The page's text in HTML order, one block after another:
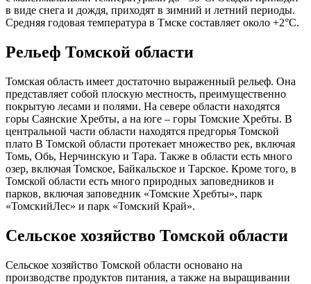
в виде снега и дождя, приходят в зимний и летний периоды.
Средняя годовая температура в Тмске составляет около +2°C.
Рельеф Томской области
Томская область имеет достаточно выраженный рельеф. Она
представляет собой плоскую местность, преимущественно
покрытую лесами и полями. На севере области находятся
горы Саянские Хребты, а на юге – горы Томские Хребты. В
центральной части области находятся предгорья Томской
плато В Томской области протекает множество рек, включая
Томь, Обь, Нерчинскую и Тара. Также в области есть много
озер, включая Томское, Байкальское и Тарское. Кроме того, в
Томской области есть много природных заповедников и
парков, включая заповедник «Томские Хребты», парк
«ТомскийЛес» и парк «Томский Край».
Сельское хозяйство Томской области
Сельское хозяйство Томской области основано на
производстве продуктов питания, а также на выращивании